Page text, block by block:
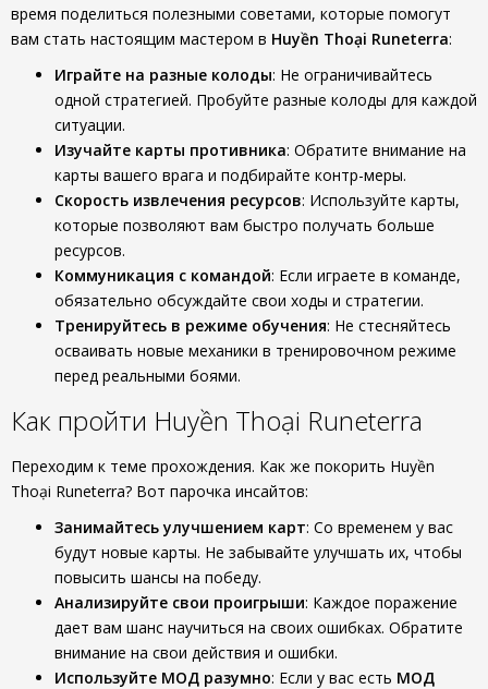
время поделиться полезными советами, которые помогут
вам стать настоящим мастером в Huyền Thoại Runeterra:
Играйте на разные колоды: Не ограничивайтесь
одной стратегией. Пробуйте разные колоды для каждой
ситуации.
Изучайте карты противника: Обратите внимание на
карты вашего врага и подбирайте контр-меры.
Скорость извлечения ресурсов: Используйте карты,
которые позволяют вам быстро получать больше
ресурсов.
Коммуникация с командой: Если играете в команде,
обязательно обсуждайте свои ходы и стратегии.
Тренируйтесь в режиме обучения: Не стесняйтесь
осваивать новые механики в тренировочном режиме
перед реальными боями.
Как пройти Huyền Thoại Runeterra
Переходим к теме прохождения. Как же покорить Huyền
Thoại Runeterra? Вот парочка инсайтов:
Занимайтесь улучшением карт: Со временем у вас
будут новые карты. Не забывайте улучшать их, чтобы
повысить шансы на победу.
Анализируйте свои проигрыши: Каждое поражение
дает вам шанс научиться на своих ошибках. Обратите
внимание на свои действия и ошибки.
Используйте МОД разумно: Если у вас есть МОД